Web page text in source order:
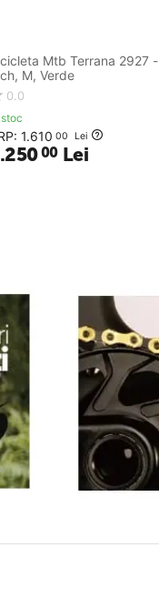
Mtb Terrana 2927
M, Verde
0.0
1.610 00 Lei
00 Lei